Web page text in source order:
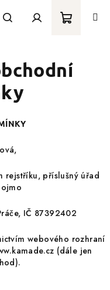
košík
rejstříku, příslušný úřad
IČ 87392402
webového rozhraní
(dále jen